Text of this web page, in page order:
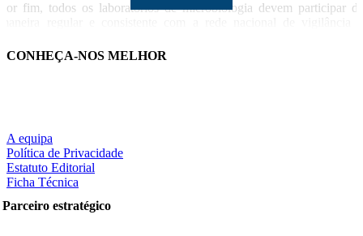
Por fim, todos os laboratórios de microbiologia devem participar de
podermos tomar medidas de controlo necessárias.
CONHEÇA-NOS MELHOR
A equipa
Política de Privacidade
Estatuto Editorial
Ficha Técnica
Parceiro estratégico